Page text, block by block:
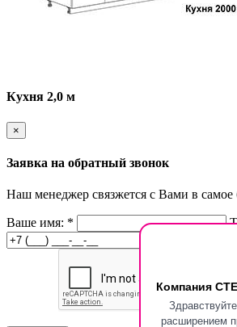
Компания
расширением
Кухня 2,0 м
×
Заявка на обратный звонок
Наш менеджер связжется с Вами в
Ваше имя: *